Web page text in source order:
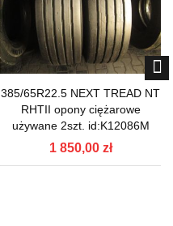
385/65R22.5 NEXT TREAD NT
RHTII opony ciężarowe
używane 2szt. id:K12086M
1 850,00 zł